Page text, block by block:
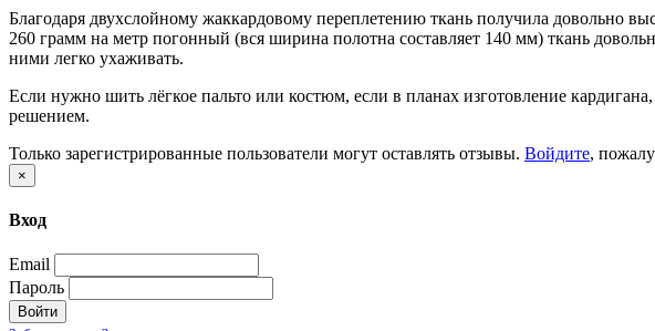
Благодаря двухслойному жаккардовому переплетению ткань получила довольно
260 грамм на метр погонный (вся ширина полотна составляет 140 мм) ткань
ними легко ухаживать.
Если нужно шить лёгкое пальто или костюм, если в планах изготовление
решением.
Только зарегистрированные пользователи могут оставлять отзывы. Войдите,
×
Вход
Email
Пароль
Войти